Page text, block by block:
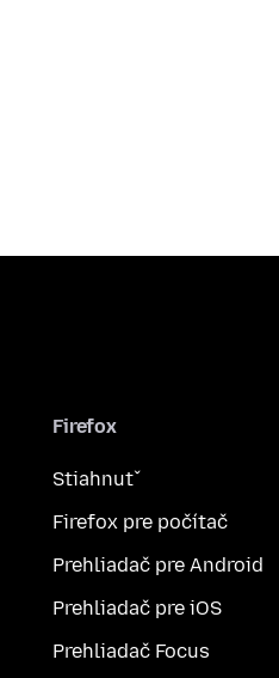
Firefox
Stiahnuť
Firefox pre počítač
Prehliadač pre Android
Prehliadač pre iOS
Prehliadač Focus